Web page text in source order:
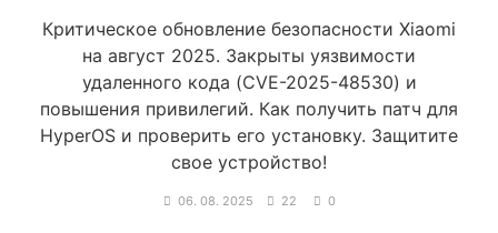
Критическое обновление безопасности Xiaomi
на август 2025. Закрыты уязвимости
удаленного кода (CVE-2025-48530) и
повышения привилегий. Как получить патч для
HyperOS и проверить его установку. Защитите
свое устройство!
06. 08. 2025 22 0